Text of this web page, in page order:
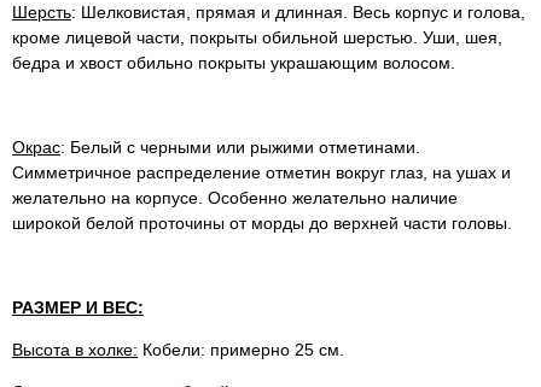
Шерсть: Шелковистая, прямая и длинная. Весь корпус и голова,
кроме лицевой части, покрыты обильной шерстью. Уши, шея,
бедра и хвост обильно покрыты украшающим волосом.
Окрас: Белый с черными или рыжими отметинами.
Симметричное распределение отметин вокруг глаз, на ушах и
желательно на корпусе. Особенно желательно наличие
широкой белой проточины от морды до верхней части головы.
РАЗМЕР И ВЕС:
Высота в холке: Кобели: примерно 25 см.